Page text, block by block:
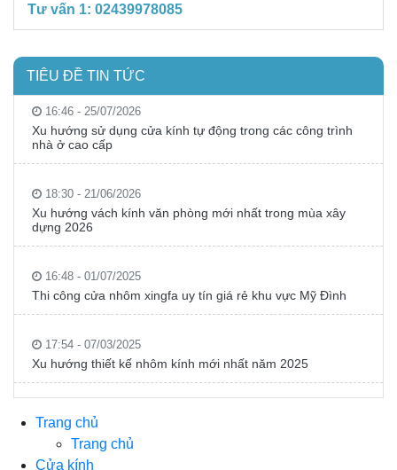
Tư vấn 1: 02439978085
TIÊU ĐỀ TIN TỨC
16:46 - 25/07/2026
Xu hướng sử dụng cửa kính tự động trong các công trình
nhà ở cao cấp
18:30 - 21/06/2026
Xu hướng vách kính văn phòng mới nhất trong mùa xây
dựng 2026
16:48 - 01/07/2025
Thi công cửa nhôm xingfa uy tín giá rẻ khu vực Mỹ Đình
17:54 - 07/03/2025
Xu hướng thiết kế nhôm kính mới nhất năm 2025
Trang chủ
Trang chủ
Cửa kính